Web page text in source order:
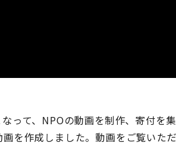
って、NPOの動画を制作、寄付を集
を作成しました。動画をご覧いた